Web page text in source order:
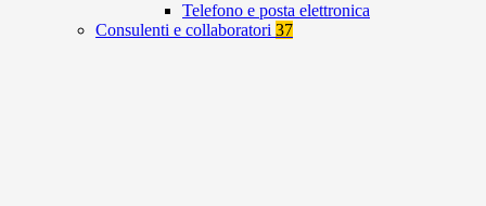
Telefono e posta elettronica
Consulenti e collaboratori 37